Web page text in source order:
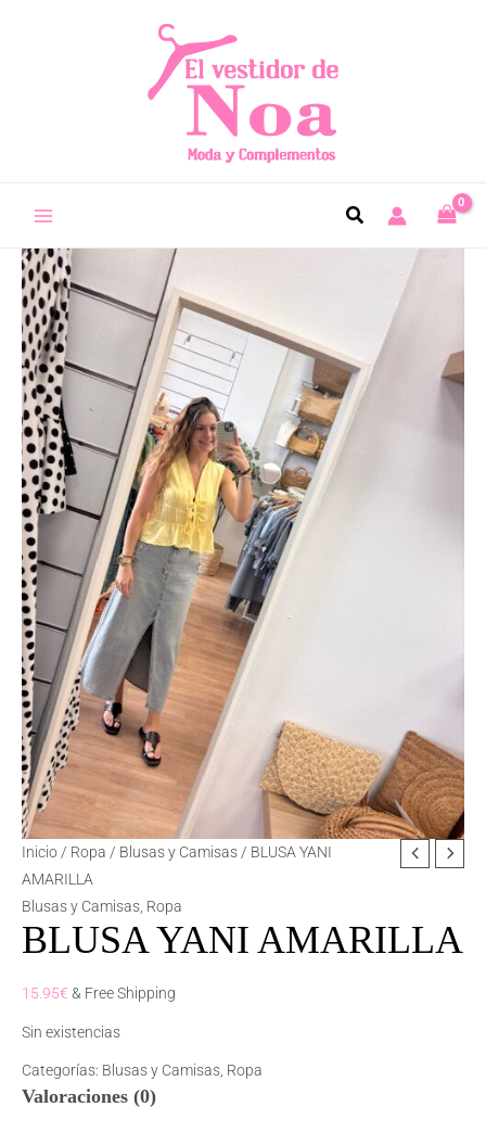
Inicio/ Ropa / Blusas y Camisas/ BLUSA YANI
AMARILLA
Blusas y Camisas, Ropa
BLUSA YANI AMARILLA
15.95€ & Free Shipping
Sin existencias
Categorías: Blusas y Camisas, Ropa
Valoraciones (0)